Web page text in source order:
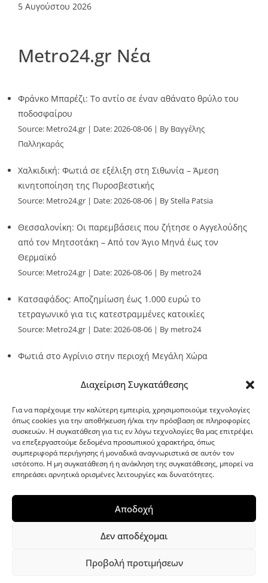
Διαχείριση Συγκατάθεσης
Για να παρέχουμε την καλύτερη εμπειρία, χρησιμοποιούμε τεχνολογίες
όπως cookies για την αποθήκευση ή/και την πρόσβαση σε πληροφορίες
συσκευών. Η συγκατάθεση για τις εν λόγω τεχνολογίες θα μας επιτρέψει
να επεξεργαστούμε δεδομένα προσωπικού χαρακτήρα, όπως
συμπεριφορά περιήγησης ή μοναδικά αναγνωριστικά σε αυτόν τον
ιστότοπο. Η μη συγκατάθεση ή η ανάκληση της συγκατάθεσης, μπορεί να
επηρεάσει αρνητικά ορισμένες λειτουργίες και δυνατότητες.
Αποδοχή
Δεν αποδέχομαι
Προβολή προτιμήσεων
5 Αυγούστου 2026
Metro24.gr Νέα
Φράνκο Μπαρέζι: Το αντίο σε έναν αθάνατο θρύλο του
ποδοσφαίρου
Source: Metro24.gr Date: 2026-08-06
By Βαγγέλης
Παλληκαράς
Χαλκιδική: Φωτιά σε εξέλιξη στη Σιθωνία – Άμεση
κινητοποίηση της Πυροσβεστικής
Source: Metro24.gr Date: 2026-08-06 By Stella Patsia
Θεσσαλονίκη: Οι παρεμβάσεις που ζήτησε ο Αγγελούδης
από τον Μητσοτάκη – Από τον Άγιο Μηνά έως τον
Θερμαϊκό
Source: Metro24.gr Date: 2026-08-06 By metro24
Κατσαφάδος: Αποζημίωση έως 1.000 ευρώ το
τετραγωνικό για τις κατεστραμμένες κατοικίες
Source: Metro24.gr Date: 2026-08-06 By metro24
Φωτιά στο Αγρίνιο στην περιοχή Μεγάλη Χώρα
G-point.gr